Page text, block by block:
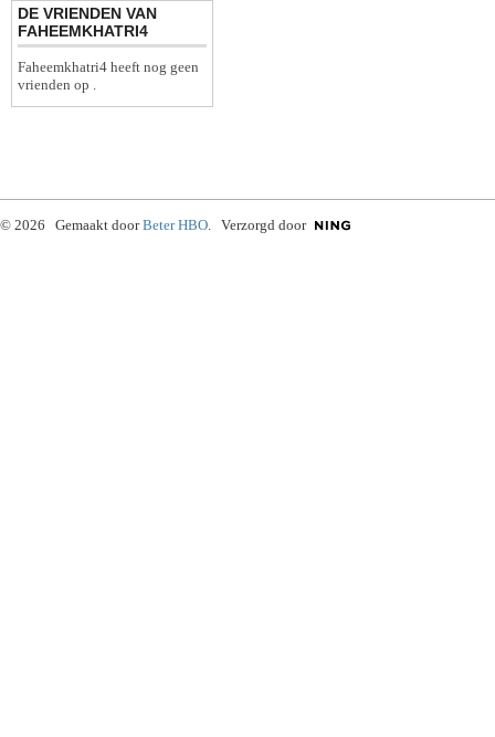
DE VRIENDEN VAN
FAHEEMKHATRI4
Faheemkhatri4 heeft nog geen
vrienden op .
© 2026 Gemaakt doorBeter HBO. Verzorgd door